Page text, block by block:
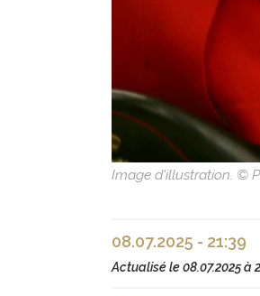
Image d'illustration. ©
08.07.2025 - 21:39
Actualisé le08.07.2025 à